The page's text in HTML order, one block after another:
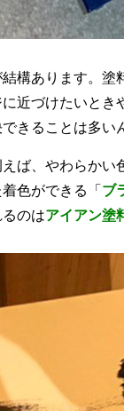
構あります。塗
近づけたいとき
きることは多い
ば、やわらかい
色ができる「 ブ
のはアイアン塗